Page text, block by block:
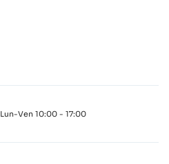
Lun-Ven 10:00 - 17:00